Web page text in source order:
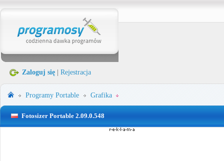
Zaloguj się Rejestracja
Programy Portable Grafika
Fotosizer Portable 2.09.0.548